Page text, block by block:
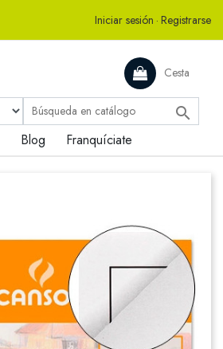
Iniciar sesión · Registrarse
Cesta

Blog Franquíciate